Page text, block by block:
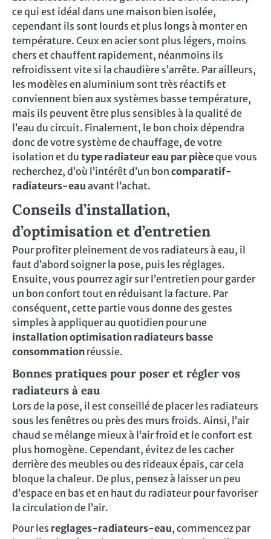
ce qui est idéal dans une maison bien isolée,
cependant ils sont lourds et plus longs à monter en
température. Ceux en acier sont plus légers, moins
chers et chauffent rapidement, néanmoins ils
refroidissent vite si la chaudière s’arrête. Par ailleurs,
les modèles en aluminium sont très réactifs et
conviennent bien aux systèmes basse température,
mais ils peuvent être plus sensibles à la qualité de
l’eau du circuit. Finalement, le bon choix dépendra
donc de votre système de chauffage, de votre
isolation et du type radiateur eau par pièceque vous
recherchez, d’où l’intérêt d’un bon comparatif-
radiateurs-eau avant l’achat.
Conseils d’installation,
d’optimisation et d’entretien
Pour profiter pleinement de vos radiateurs à eau, il
faut d’abord soigner la pose, puis les réglages.
Ensuite, vous pourrez agir sur l’entretien pour garder
un bon confort tout en réduisant la facture. Par
conséquent, cette partie vous donne des gestes
simples à appliquer au quotidien pour une
installation optimisation radiateurs basse
consommation réussie.
Bonnes pratiques pour poser et régler vos
radiateurs à eau
Lors de la pose, il est conseillé de placer les radiateurs
sous les fenêtres ou près des murs froids. Ainsi, l’air
chaud se mélange mieux à l’air froid et le confort est
plus homogène. Cependant, évitez de les cacher
derrière des meubles ou des rideaux épais, car cela
bloque la chaleur. De plus, pensez à laisser un peu
d’espace en bas et en haut du radiateur pour favoriser
la circulation de l’air.
Pour les reglages-radiateurs-eau, commencez par